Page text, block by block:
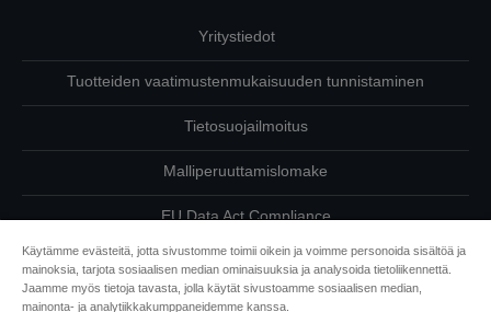
Yritystiedot
Tuotteiden vaatimustenmukaisuuden tunnistaminen
Tietosuojailmoitus
Malliperuuttamislomake
EU Data Act Compliance
Ota meihin yhteyttä omista tiedoistasi
Tietoa evästeistä
Käytämme evästeitä, jotta sivustomme toimii oikein ja voimme personoida sisältöä ja
mainoksia, tarjota sosiaalisen median ominaisuuksia ja analysoida tietoliikennettä.
Jaamme myös tietoja tavasta, jolla käytät sivustoamme sosiaalisen median,
mainonta- ja analytiikkakumppaneidemme kanssa.